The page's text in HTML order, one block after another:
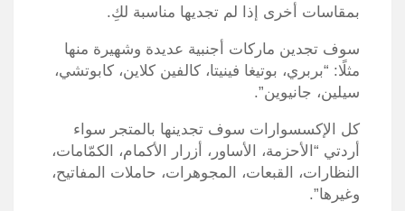
بمقاسات أخرى إذا لم تجديها مناسبة لكِ.
سوف تجدين ماركات أجنبية عديدة وشهيرة منها
مثلًا: “بربري، بوتيغا فينيتا، كالفين كلاين، كابوتشي،
سيلين، جانيوين”.
كل الإكسسوارات سوف تجدينها بالمتجر سواء
أردتي “الأحزمة، الأساور، أزرار الأكمام، الكمّامات،
النظارات، القبعات، المجوهرات، حاملات المفاتيح،
وغيرها”.